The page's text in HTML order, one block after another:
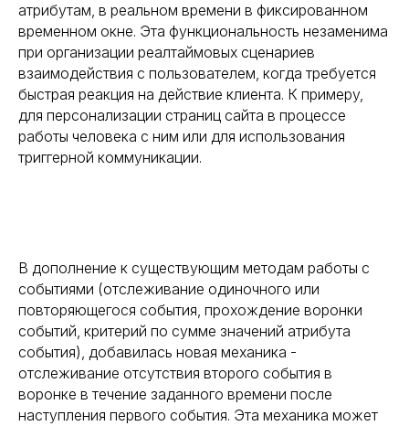
атрибутам, в реальном времени в фиксированном
временном окне. Эта функциональность незаменима
при организации реалтаймовых сценариев
взаимодействия с пользователем, когда требуется
быстрая реакция на действие клиента. К примеру,
для персонализации страниц сайта в процессе
работы человека с ним или для использования
триггерной коммуникации.
В дополнение к существующим методам работы с
событиями (отслеживание одиночного или
повторяющегося события, прохождение воронки
событий, критерий по сумме значений атрибута
события), добавилась новая механика -
отслеживание отсутствия второго события в
воронке в течение заданного времени после
наступления первого события. Эта механика может